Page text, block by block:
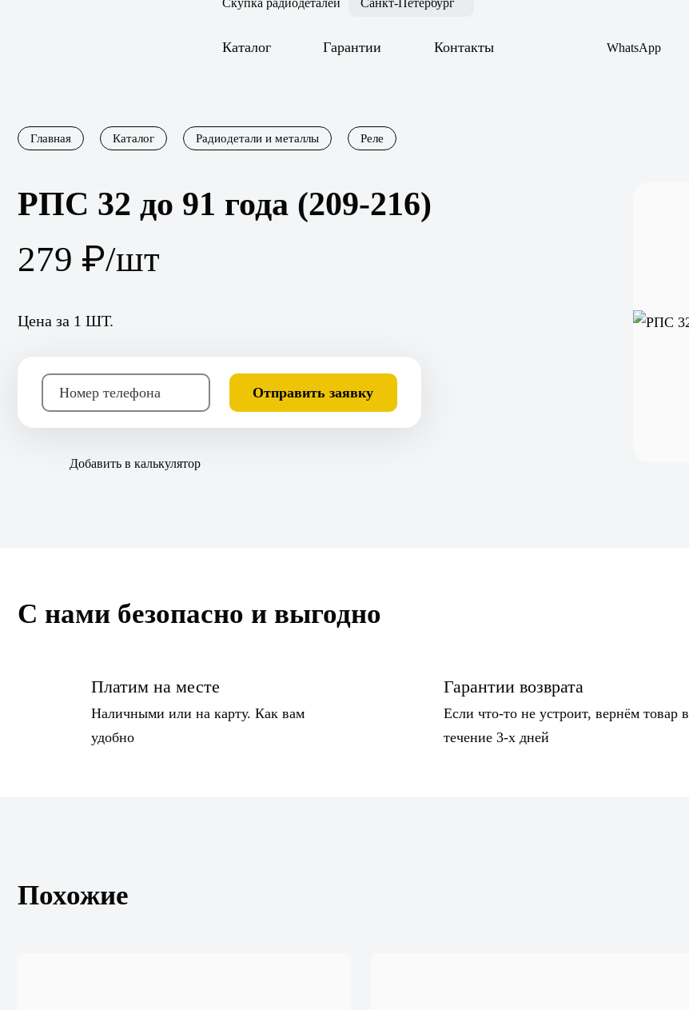
Каталог Гарантии Контакты WhatsApp
Главная Каталог Радиодетали и металлы Реле
РПС 32 до 91 года (209-216)
279 ₽/шт
Цена за 1 ШТ.
Отправить заявку
Добавить в калькулятор
С нами безопасно и выгодно
Платим на месте
Наличными или на карту. Как вам
удобно
Гарантии возврата
Если что-то не устроит, вернём товар в
течение 3-х дней
Похожие